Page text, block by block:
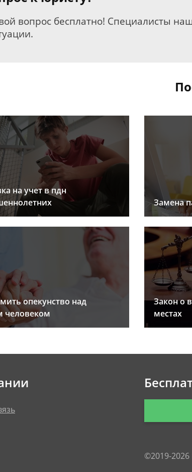
вопрос бесплатно! Специалисты
на учет в пдн
Замена
опекунство над
Закон о
местах
©2019-